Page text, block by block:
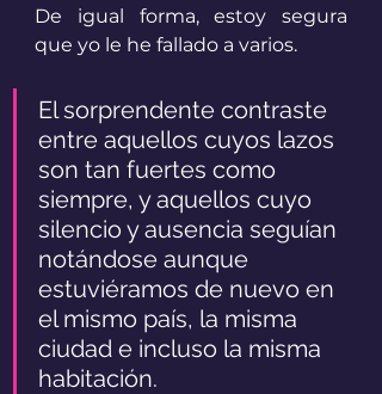
De igual forma, estoy segura
que yo le he fallado a varios.
El sorprendente contraste
entre aquellos cuyos lazos
son tan fuertes como
siempre, y aquellos cuyo
silencio y ausencia seguían
notándose aunque
estuviéramos de nuevo en
el mismo país, la misma
ciudad e incluso la misma
habitación.